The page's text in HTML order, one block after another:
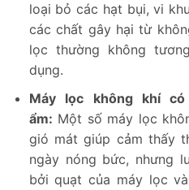
loại bỏ các hạt bụi, vi
các chất gây hại từ
lọc thường không
dụng.
Máy lọc không khí
ẩm: Một số máy lọc
gió mát giúp cảm thấy
ngày nóng bức, nhưng
bởi quạt của máy lọc